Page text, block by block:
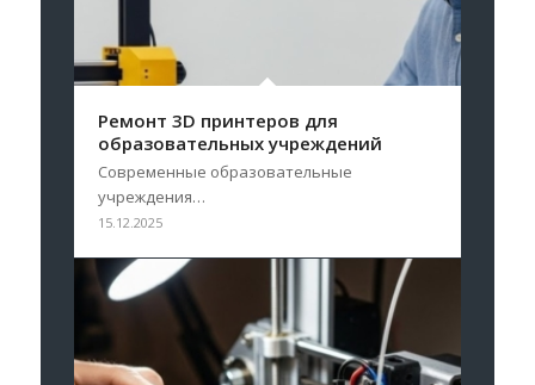
Ремонт 3D принтеров для
образовательных учреждений
Современные образовательные
учреждения…
15.12.2025